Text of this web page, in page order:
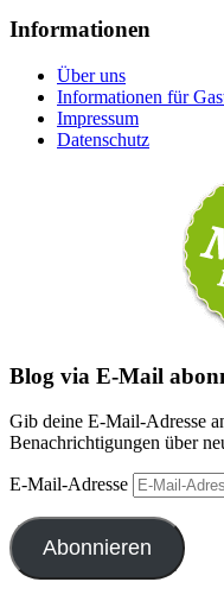
Informationen
Über uns
Informationen für
Impressum
Datenschutz
Blog via E-Mail
Gib deine E-Mail-Adresse
Benachrichtigungen über
E-Mail-Adresse
Abonnieren